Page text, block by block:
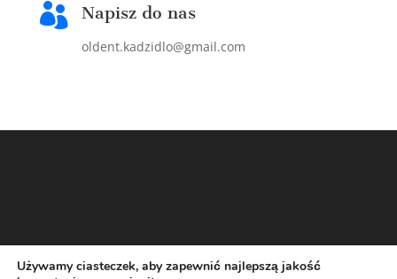
 Napisz do nas
oldent.kadzidlo@gmail.com
Używamy ciasteczek, aby zapewnić najlepszą jakość